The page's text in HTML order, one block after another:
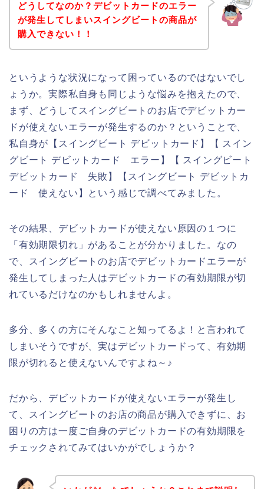
どうしてなのか？デビットカードのエラー
が発生してしまいスイングビートの商品が
購入できない！！
というような状況になって困っているのではないでし
ょうか。実際私自身も同じような悩みを抱えたので、
まず、どうしてスイングビートのお店でデビットカー
ドが使えないエラーが発生するのか？ということで、
私自身が【スイングビート デビットカード】【 スイン
グビート デビットカード エラー】【 スイングビート
デビットカード 失敗】【スイングビート デビットカ
ード 使えない】という感じで調べてみました。
その結果、デビットカードが使えない原因の１つに
「有効期限切れ」があることが分かりました。なの
で、スイングビートのお店でデビットカードエラーが
発生してしまった人はデビットカードの有効期限が切
れているだけなのかもしれませんよ。
多分、多くの方にそんなこと知ってるよ！と言われて
しまいそうですが、実はデビットカードって、有効期
限が切れると使えないんですよね～♪
だから、デビットカードが使えないエラーが発生し
て、スイングビートのお店の商品が購入できずに、お
困りの方は一度ご自身のデビットカードの有効期限を
チェックされてみてはいかがでしょうか？